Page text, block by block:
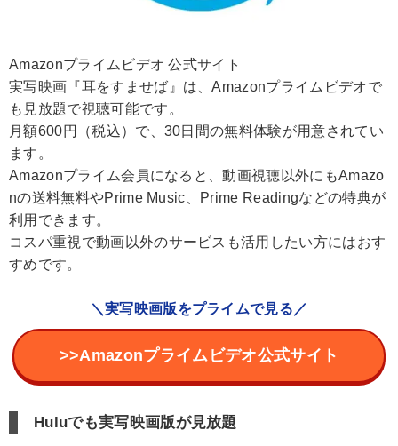
Amazonプライムビデオ 公式サイト
実写映画『耳をすませば』は、Amazonプライムビデオで
も見放題で視聴可能です。
月額600円（税込）で、30日間の無料体験が用意されてい
ます。
Amazonプライム会員になると、動画視聴以外にもAmazo
nの送料無料やPrime Music、Prime Readingなどの特典が
利用できます。
コスパ重視で動画以外のサービスも活用したい方にはおす
すめです。
＼実写映画版をプライムで見る／
>>Amazonプライムビデオ公式サイト
Huluでも実写映画版が見放題